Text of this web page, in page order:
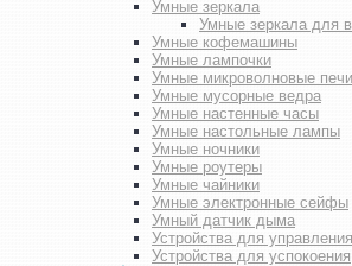
Умные зеркала
Умные зеркала для
Умные кофемашины
Умные лампочки
Умные микроволновые печи
Умные мусорные ведра
Умные настенные часы
Умные настольные лампы
Умные ночники
Умные роутеры
Умные чайники
Умные электронные сейфы
Умный датчик дыма
Устройства для
Устройства для успокоения